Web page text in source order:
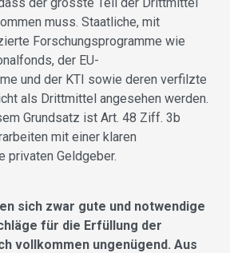
muss. Staatliche, mit
Forschungsprogramme wie
der EU-
und der KTI sowie deren verfilzte
als Drittmittel angesehen werden.
Grundsatz ist Art. 48 Ziff. 3b
mit einer klaren
privaten Geldgeber.
sich zwar gute und notwendige
für die Erfüllung der
vollkommen ungenügend. Aus